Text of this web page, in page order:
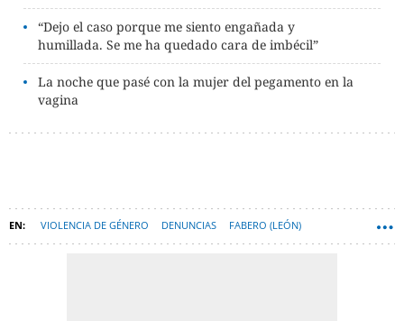
“Dejo el caso porque me siento engañada y
humillada. Se me ha quedado cara de imbécil”
La noche que pasé con la mujer del pegamento en la
vagina
VIOLENCIA DE GÉNERO DENUNCIAS FABERO (LEÓN)